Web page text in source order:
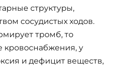
структуры,
сосудистых ходов.
тромб, то
кровоснабжения, у
и дефицит веществ,